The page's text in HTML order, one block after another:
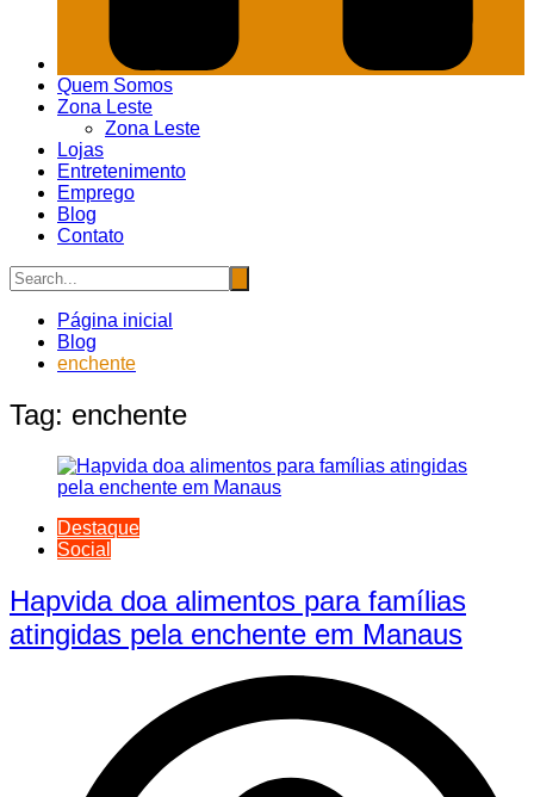
Quem Somos
Zona Leste
Zona Leste
Lojas
Entretenimento
Emprego
Blog
Contato
Página inicial
Blog
enchente
Tag: enchente
Destaque
Social
Hapvida doa alimentos para famílias
atingidas pela enchente em Manaus